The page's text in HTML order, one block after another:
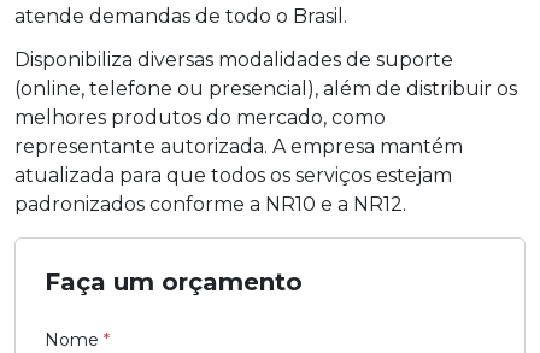
atende demandas de todo o Brasil.
Disponibiliza diversas modalidades de suporte
(online, telefone ou presencial), além de distribuir os
melhores produtos do mercado, como
representante autorizada. A empresa mantém
atualizada para que todos os serviços estejam
padronizados conforme a NR10 e a NR12.
Faça um orçamento
Nome *